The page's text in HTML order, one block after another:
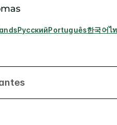
РусскийPortuguês한국어ไ